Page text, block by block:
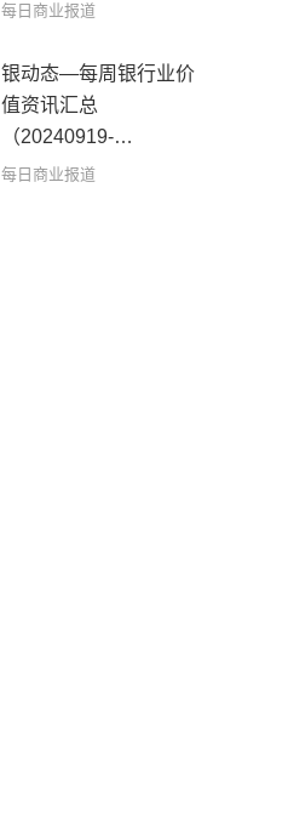
每日商业报道
银动态—每周银行业价
值资讯汇总
（20240919-
20240920）
每日商业报道